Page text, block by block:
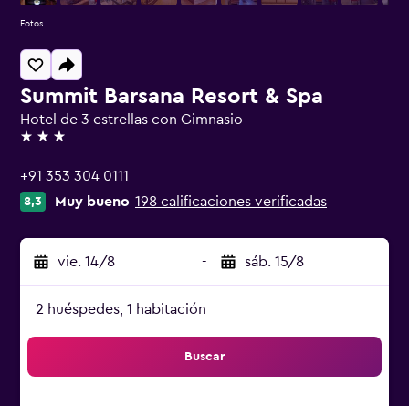
Summit Barsana Resort & Spa
Hotel de 3 estrellas con Gimnasio
3 estrellas
+91 353 304 0111
8,3 Muy bueno 198 calificaciones verificadas
vie. 14/8 - sáb. 15/8
2 huéspedes, 1 habitación
Buscar
Fotos